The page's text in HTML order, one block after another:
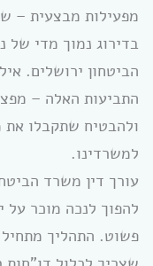
מפעילות מבצעית –
בדירוג נמוך מדי של
הביטחון ירושלים.
התביעות האלה –
ולהבטיח שתקבלו
למשרדינו.
עורך דין משרד
להפוך לנכה מוכר על
פשוט. התהליך